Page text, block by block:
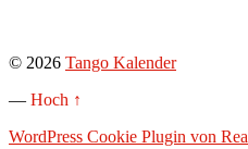
© 2026 Tango Kalender
— Hoch ↑
WordPress Cookie Plugin von